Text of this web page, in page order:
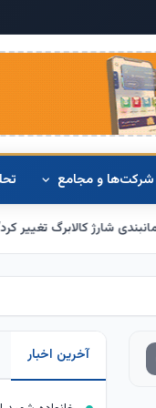
شرکت‌ها و مجامع
تغییر کرد/ برخی خانوارها
آخرین اخبار